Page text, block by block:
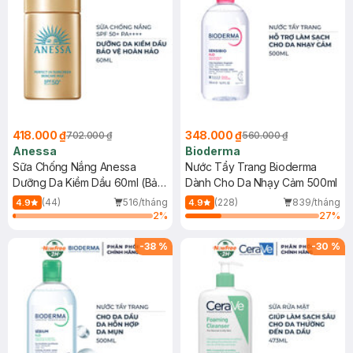
418.000 ₫702.000 ₫
Anessa
Sữa Chống Nắng Anessa
Dưỡng Da Kiềm Dầu 60ml (Bản
Mới)
4.9 (44)
516/tháng
2%
348.000 ₫560.000 ₫
Bioderma
Nước Tẩy Trang Bioderma
Dành Cho Da Nhạy Cảm 500ml
4.9 (228)
839/tháng
27%
-38 % -30 %